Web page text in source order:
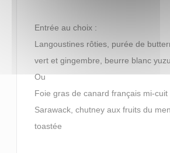
Entrée au choix :
Langoustines rôties, purée de
vert et gingembre, beurre blanc yuzu
Ou
Foie gras de canard français mi-cuit
Sarawack, chutney aux fruits du
toastée